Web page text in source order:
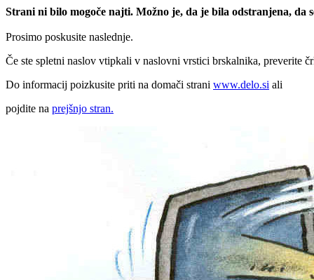
Strani ni bilo mogoče najti. Možno je, da je bila odstranjena, da
Prosimo poskusite naslednje.
Če ste spletni naslov vtipkali v naslovni vrstici brskalnika, preverite
Do informacij poizkusite priti na domači strani www.delo.si ali
pojdite na prejšnjo stran.